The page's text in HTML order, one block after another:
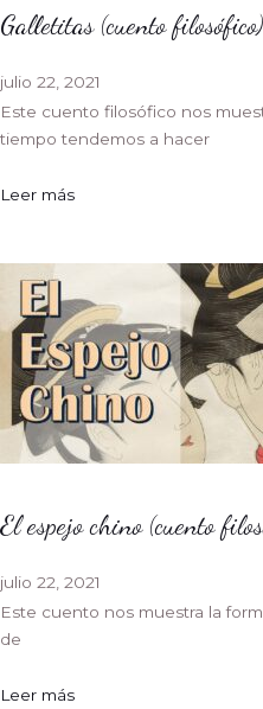
Galletitas (cuento filosófico)
julio 22, 2021
Este cuento filosófico nos
tiempo tendemos a hacer
Leer más
El espejo chino (cuento
julio 22, 2021
Este cuento nos muestra la
de
Leer más